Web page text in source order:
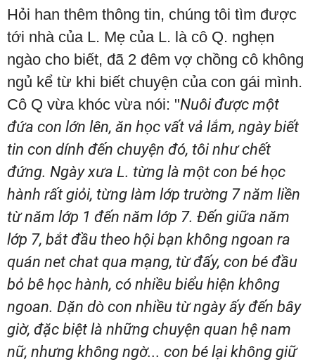
Hỏi han thêm thông tin, chúng tôi tìm được
tới nhà của L. Mẹ của L. là cô Q. nghẹn
ngào cho biết, đã 2 đêm vợ chồng cô không
ngủ kể từ khi biết chuyện của con gái mình.
Cô Q vừa khóc vừa nói: "Nuôi được một
đứa con lớn lên, ăn học vất vả lắm, ngày biết
tin con dính đến chuyện đó, tôi như chết
đứng. Ngày xưa L. từng là một con bé học
hành rất giỏi, từng làm lớp trường 7 năm liền
từ năm lớp 1 đến năm lớp 7. Đến giữa năm
lớp 7, bắt đầu theo hội bạn không ngoan ra
quán net chat qua mạng, từ đấy, con bé đầu
bỏ bê học hành, có nhiều biểu hiện không
ngoan. Dặn dò con nhiều từ ngày ấy đến bây
giờ, đặc biệt là những chuyện quan hệ nam
nữ, nhưng không ngờ... con bé lại không giữ